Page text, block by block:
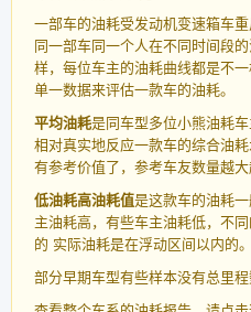
一部车的油耗受发动机变速箱车
同一部车同一个人在不同时间段
样，每位车主的油耗曲线都是不
单一数据来评估一款车的油耗。
平均油耗是同车型多位小熊油耗
相对真实地反应一款车的综合油
有参考价值了，参考车友数量越大
低油耗高油耗值是这款车的油耗
主油耗高，有些车主油耗低，不
的 实际油耗是在浮动区间以内的。
部分早期车型有些样本没有总里程